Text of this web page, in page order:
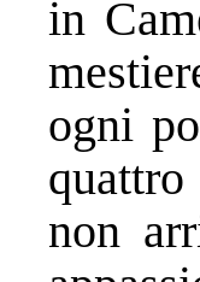
in
ogni
non